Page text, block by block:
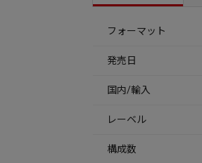
フォーマット
発売日
国内/輸入
レーベル
構成数